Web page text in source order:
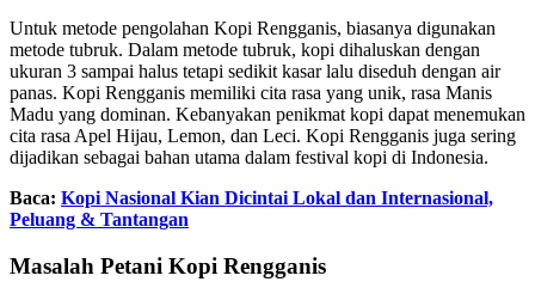
Untuk metode pengolahan Kopi Rengganis, biasanya digunakan
metode tubruk. Dalam metode tubruk, kopi dihaluskan dengan
ukuran 3 sampai halus tetapi sedikit kasar lalu diseduh dengan air
panas. Kopi Rengganis memiliki cita rasa yang unik, rasa Manis
Madu yang dominan. Kebanyakan penikmat kopi dapat menemukan
cita rasa Apel Hijau, Lemon, dan Leci. Kopi Rengganis juga sering
dijadikan sebagai bahan utama dalam festival kopi di Indonesia.
Baca: Kopi Nasional Kian Dicintai Lokal dan Internasional,
Peluang & Tantangan
Masalah Petani Kopi Rengganis